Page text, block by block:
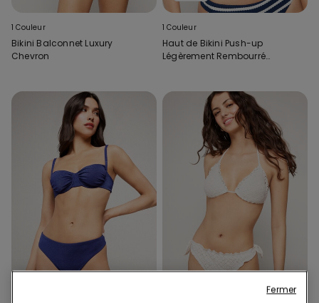
1 Couleur
Bikini Balconnet Luxury
Chevron
1 Couleur
Haut de Bikini Push-up
Légèrement Rembourré
Fermer